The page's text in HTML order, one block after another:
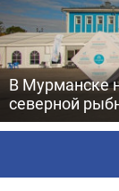
В Мурманске
северной